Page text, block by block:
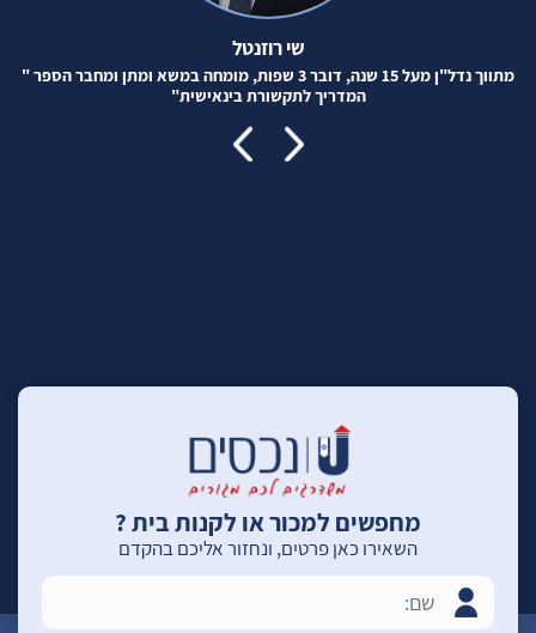
שי רוזנטל
מתווך נדל"ן מעל 15 שנה, דובר 3 שפות, מומחה במשא ומתן ומחבר הספר "
המדריך לתקשורת בינאישית"
מחפשים למכור או לקנות בית ?
השאירו כאן פרטים, ונחזור אליכם בהקדם